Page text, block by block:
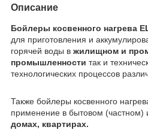
Описание
Бойлеры косвенного нагрева
для приготовления и
горячей воды в жилищном и
промышленности так и
технологических процессов
Также бойлеры косвенного
применение в бытовом (частном)
домах, квартирах.